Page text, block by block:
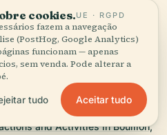
Bouillon Travel Guide, 2025,
and Activities in Bouillon,
cookies.UE · RGPD
fazem a navegação
(PostHog, Google Analytics)
funcionam — apenas
sem venda. Pode alterar a
tudo Aceitar tudo